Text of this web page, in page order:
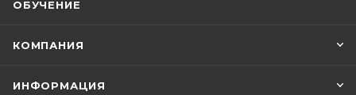
ОБУЧЕНИЕ
КОМПАНИЯ
ИНФОРМАЦИЯ